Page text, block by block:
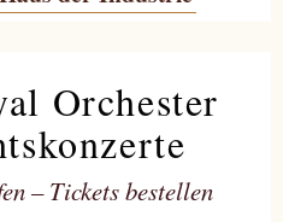
Orchester
– Tickets bestellen